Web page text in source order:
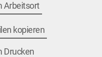
Arbeitsort
kopieren
Drucken